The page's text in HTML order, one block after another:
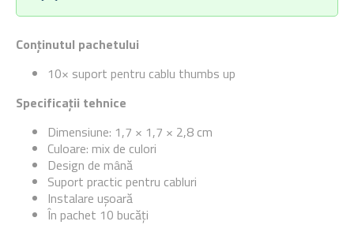
Conținutul pachetului
10× suport pentru cablu thumbs up
Specificații tehnice
Dimensiune: 1,7 × 1,7 × 2,8 cm
Culoare: mix de culori
Design de mână
Suport practic pentru cabluri
Instalare ușoară
În pachet 10 bucăți